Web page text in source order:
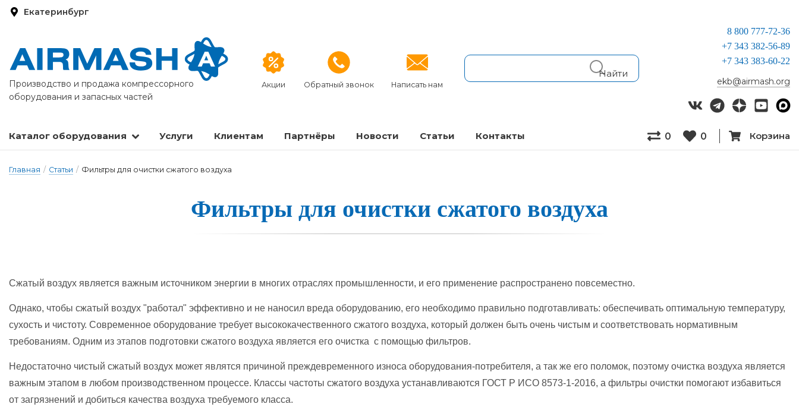
Екатеринбург
Производство и продажа компрессорного
оборудования и запасных частей
Акции Обратный звонок Написать нам
8 800 777-72-36
+7 343 382-56-89
+7 343 383-60-22
ekb@airmash.org
Каталог оборудования Услуги Клиентам Партнёры Новости Статьи Кон­так­ты 0 0 Корзина
Главная / Статьи / Фильтры для очистки сжатого воздуха
Фильтры для очис­тки сжа­то­го воз­ду­ха
Сжатый воздух является важным источником энергии в многих отраслях промышленности, и его применение распространено повсеместно.
Однако, чтобы сжатый воздух "работал" эффективно и не наносил вреда оборудованию, его необходимо правильно подготавливать: обеспечивать оптимальную температуру,
сухость и чистоту. Современное оборудование требует высококачественного сжатого воздуха, который должен быть очень чистым и соответствовать нормативным
требованиям. Одним из этапов подготовки сжатого воздуха является его очистка с помощью фильтров.
Недостаточно чистый сжатый воздух может являтся причиной преждевременного износа оборудования-потребителя, а так же его поломок, поэтому очистка воздуха является
важным этапом в любом производственном процессе. Классы частоты сжатого воздуха устанавливаются ГОСТ Р ИСО 8573-1-2016, а фильтры очистки помогают избавиться
от загрязнений и добиться качества воздуха требуемого класса.